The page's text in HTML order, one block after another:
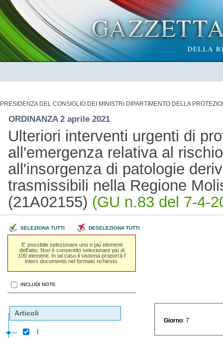
PRESIDENZA DEL CONSIGLIO DEI MINISTRI DIPARTIMENTO DELLA
ORDINANZA 2 aprile 2021
Ulteriori interventi urgenti di
all'emergenza relativa al
all'insorgenza di patologie
trasmissibili nella Regione
(21A02155) (GU n.83 del 7-4-
SELEZIONA TUTTI DESELEZIONA TUTTI
E' possibile selezionare uno o piú elementi
dell'atto. Non é consentito selezionare piú di
100 elementi. In tal caso il sistema proporrá l'
intero documento nel formato richiesto.
INCLUDI NOTE
Articoli
1
Giorno : 7